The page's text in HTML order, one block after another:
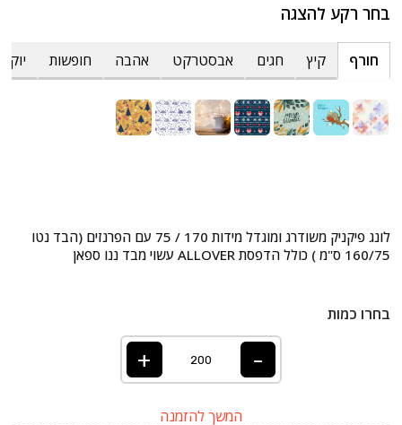
בחר רקע להצגה
חורף קיץ חגים אבסטרקט אהבה חופשות
לונג פיקניק משודרג ומוגדל מידות 170 / 75 עם הפרנזים (הבד נטו
160/75 ס"מ ) כולל הדפסת ALLOVER עשוי מבד ננו ספאן
בחרו כמות
-
+
המשך להזמנה